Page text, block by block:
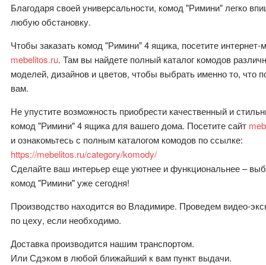
Благодаря своей универсальности, комод "Римини" легко
любую обстановку.
Чтобы заказать комод "Римини" 4 ящика, посетите интернет-
mebelitos.ru. Там вы найдете полный каталог комодов
моделей, дизайнов и цветов, чтобы выбрать именно то, что
вам.
Не упустите возможность приобрести качественный и
комод "Римини" 4 ящика для вашего дома. Посетите сайт
и ознакомьтесь с полным каталогом комодов по ссылке:
https://mebelitos.ru/category/komody/
Сделайте ваш интерьер еще уютнее и функциональнее –
комод "Римини" уже сегодня!
Производство находится во Владимире. Проведем видео-
по цеху, если необходимо.
Доставка производится нашим транспортом.
Или Сдэком в любой ближайший к вам пункт выдачи.